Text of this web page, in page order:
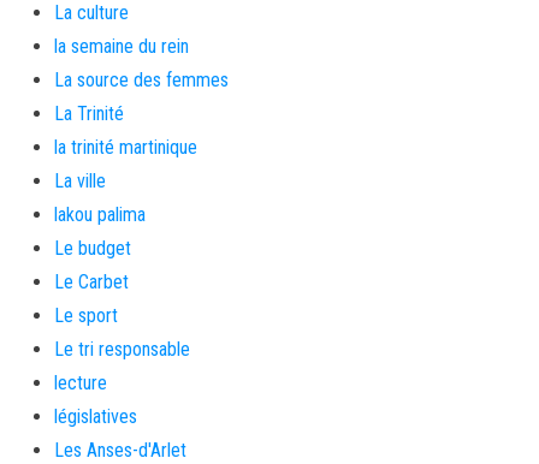
La culture
la semaine du rein
La source des femmes
La Trinité
la trinité martinique
La ville
lakou palima
Le budget
Le Carbet
Le sport
Le tri responsable
lecture
législatives
Les Anses-d'Arlet